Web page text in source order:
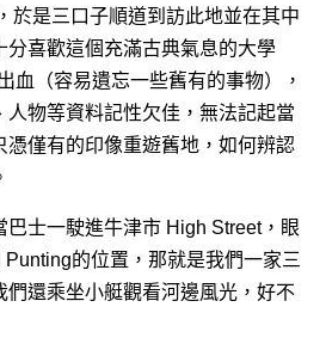
於是三口子順道到訪此地並在其中
喜歡這個充滿古典氣息的大學
血（容易遺忘一些舊有的事物），
物等資料記性欠佳，無法記起當
僅有的印像重遊舊地，如何辨認
士一駛進牛津市 High Street，眼
的位置，那就是我們一家三
還乘坐小艇觀看河邊風光，好不